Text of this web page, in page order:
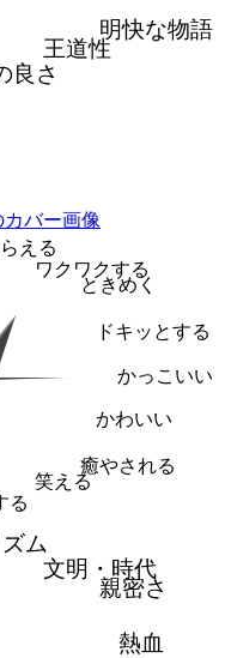
明快な物語
王道性
良さ
える
ワクワクする
ときめく
ドキッとする
かっこいい
かわいい
癒やされる
笑える
る
ム
文明・時代
親密さ
熱血